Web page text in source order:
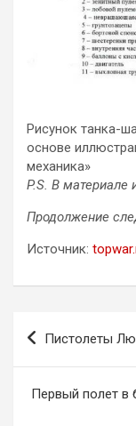
Рисунок танка-
основе
механика»
P.S. В материале
Продолжение
Источник:
Навигация
Пистолеты
Первый полет в